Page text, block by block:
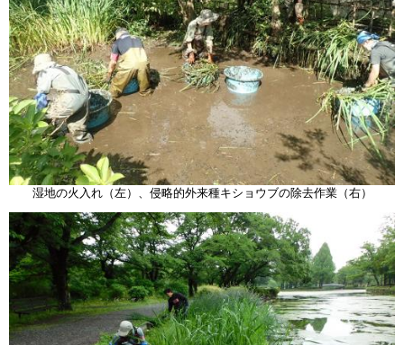
湿地の火入れ（左）、侵略的外来種キショウブの除去作業（右）